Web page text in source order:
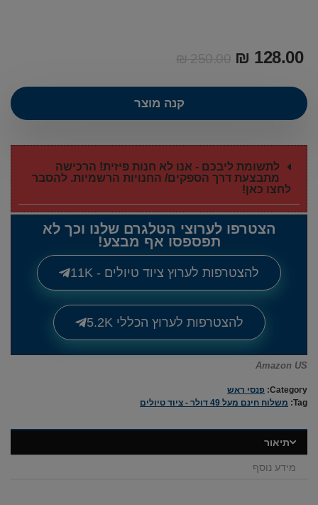
₪250.00 ₪ 128.00
קנה מוצר
לתשומת ליבכם - אנו לא חנות פיזית! הרכישה
מתבצעת דרך הספקים/ החנויות הרשמיות. להסבר
לחצו כאן!
הצטרפו לערוצי הטלגרם שלנו וכך לא
תפספסו אף מבצע!
להצטרפות לערוץ ציוד טיולים - 11K
להצטרפות לערוץ הכללי 5.2K
Amazon US
Category: פנסי ראש
Tag: משלוח חינם מעל 49 דולר - ציוד טיולים
תיאור
מידע נוסף